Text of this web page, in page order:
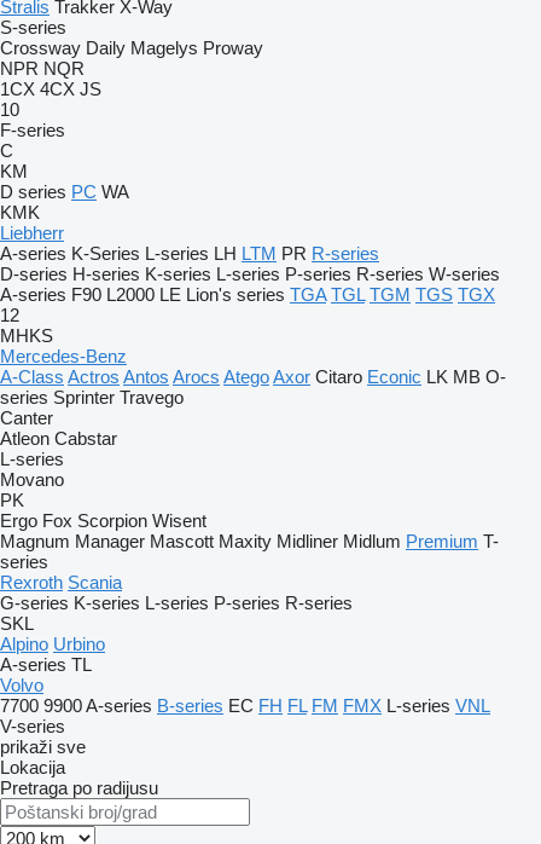
Stralis Trakker X-Way
S-series
Crossway Daily Magelys Proway
NPR NQR
1CX 4CX JS
10
F-series
C
KM
D series PC WA
KMK
Liebherr
A-series K-Series L-series LH LTM PR R-series
D-series H-series K-series L-series P-series R-series W-series
A-series F90 L2000 LE Lion's series TGA TGL TGM TGS TGX
12
MHKS
Mercedes-Benz
A-Class Actros Antos Arocs AtegoAxor Citaro Econic LK MB O-
series Sprinter Travego
Canter
Atleon Cabstar
L-series
Movano
PK
Ergo Fox Scorpion Wisent
Magnum Manager Mascott Maxity Midliner Midlum Premium T-
series
Rexroth Scania
G-series K-series L-series P-series R-series
SKL
Alpino Urbino
A-series TL
Volvo
7700 9900A-series B-series EC FH FL FM FMX L-series VNL
V-series
prikaži sve
Lokacija
Pretraga po radijusu